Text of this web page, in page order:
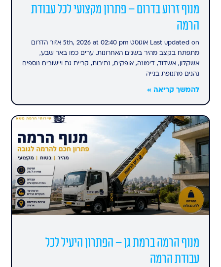
מנוף זרוע בדרום – פתרון מקצועי לכל עבודת
הרמה
Last updated on אוגוסט 5th, 2026 at 02:40 pm אזור הדרום
מתפתח בקצב מהיר בשנים האחרונות. ערים כמו באר שבע,
אשקלון, אשדוד, דימונה, אופקים, נתיבות, קריית גת ויישובים נוספים
נהנים מתנופת בנייה
להמשך קריאה »
מנוף הרמה ברמת גן – הפתרון היעיל לכל
עבודת הרמה